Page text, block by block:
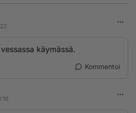
käymässä.
Kommentoi